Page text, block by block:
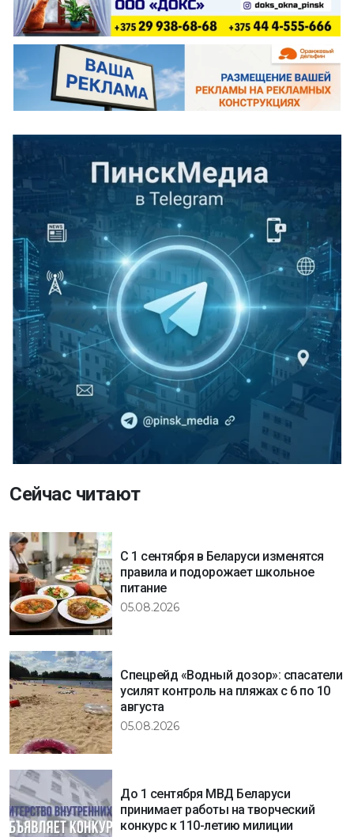
Сейчас читают
С 1 сентября в Беларуси изменятся
правила и подорожает школьное
питание
05.08.2026
Спецрейд «Водный дозор»: спасатели
усилят контроль на пляжах с 6 по 10
августа
05.08.2026
До 1 сентября МВД Беларуси
принимает работы на творческий
конкурс к 110-летию милиции